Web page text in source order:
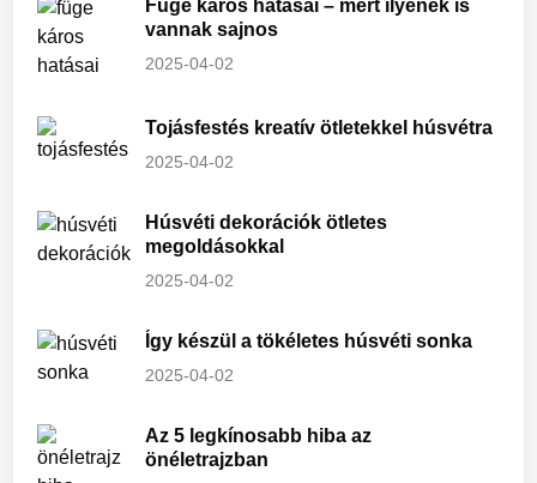
Füge káros hatásai – mert ilyenek is
vannak sajnos
2025-04-02
Tojásfestés kreatív ötletekkel húsvétra
2025-04-02
Húsvéti dekorációk ötletes
megoldásokkal
2025-04-02
Így készül a tökéletes húsvéti sonka
2025-04-02
Az 5 legkínosabb hiba az
önéletrajzban